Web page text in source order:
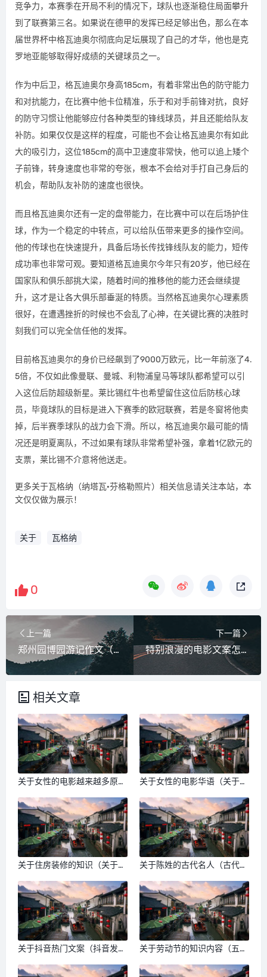
竞争力，本赛季在开局不利的情况下，球队也逐渐稳住局面攀升
到了联赛第三名。如果说在德甲的发挥已经足够出色，那么在本
届世界杯中格瓦迪奥尔彻底向足坛展现了自己的才华，他也是克
罗地亚能够取得好成绩的关键球员之一。
作为中后卫，格瓦迪奥尔身高185cm，有着非常出色的防守能力
和对抗能力，在比赛中他卡位精准，乐于和对手前锋对抗，良好
的防守习惯让他能够应付各种类型的锋线球员，并且还能给队友
补防。如果仅仅是这样的程度，可能也不会让格瓦迪奥尔有如此
大的吸引力，这位185cm的高中卫速度非常快，他可以追上矮个
子前锋，转身速度也非常的夸张，根本不会给对手打自己身后的
机会，帮助队友补防的速度也很快。
而且格瓦迪奥尔还有一定的盘带能力，在比赛中可以在后场护住
球，作为一个稳定的中转点，可以给队伍带来更多的操作空间。
他的传球也在快速提升，具备后场长传找锋线队友的能力，短传
成功率也非常可观。要知道格瓦迪奥尔今年只有20岁，他已经在
国家队和俱乐部挑大梁，随着时间的推移他的能力还会继续提
升，这才是让各大俱乐部垂涎的特质。当然格瓦迪奥尔心理素质
很好，在遭遇挫折的时候也不会乱了心神，在关键比赛的决胜时
刻我们可以完全信任他的发挥。
目前格瓦迪奥尔的身价已经飙到了9000万欧元，比一年前涨了4.
5倍，不仅如此像曼联、曼城、利物浦皇马等球队都希望可以引
入这位后防超级新星。莱比锡红牛也希望留住这位后防核心球
员，毕竟球队的目标是进入下赛季的欧冠联赛，若是冬窗将他卖
掉，后半赛季球队的战力会下滑。所以，格瓦迪奥尔最可能的情
况还是明夏离队，不过如果有球队非常希望补强，拿着1亿欧元的
支票，莱比锡不介意将他送走。
更多关于瓦格纳（纳塔瓦·芬格勒照片）相关信息请关注本站，本
文仅仅做为展示！
关于 瓦格纳
0
上一篇
郑州园博园游记作文（郑州园博园游记500字）
下一篇
特别浪漫的电影文案怎么写（看电影的浪漫文案）
相关文章
关于女性的电影越来越多原因
关于女性的电影华语（关于女
关于住房装修的知识（关于家
关于陈姓的古代名人（古代姓
关于抖音热门文案（抖音发什
关于劳动节的知识内容（五一